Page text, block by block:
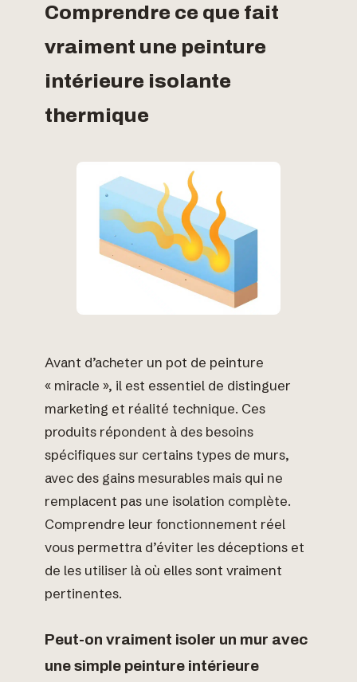
Comprendre ce que fait
vraiment une peinture
intérieure isolante
thermique
Avant d’acheter un pot de peinture
« miracle », il est essentiel de distinguer
marketing et réalité technique. Ces
produits répondent à des besoins
spécifiques sur certains types de murs,
avec des gains mesurables mais qui ne
remplacent pas une isolation complète.
Comprendre leur fonctionnement réel
vous permettra d’éviter les déceptions et
de les utiliser là où elles sont vraiment
pertinentes.
Peut-on vraiment isoler un mur avec
une simple peinture intérieure